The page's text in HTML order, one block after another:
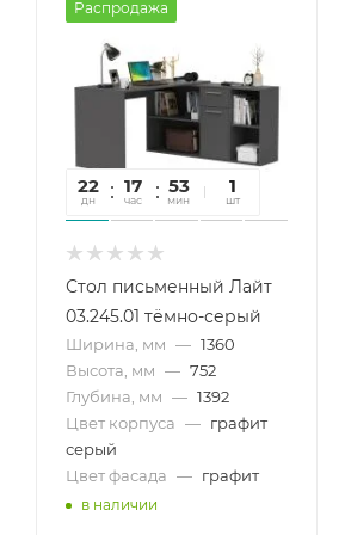
Распродажа
22
дн
17
час
53
мин
43
сек
1
шт
Стол письменный Лайт
03.245.01 тёмно-серый
Ширина, мм — 1360
Высота, мм — 752
Глубина, мм — 1392
Цвет корпуса — графит
серый
Цвет фасада — графит
в наличии